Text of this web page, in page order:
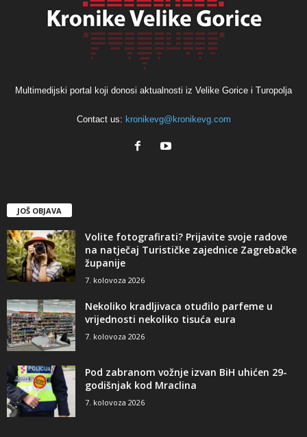
Multimedijski portal koji donosi aktualnosti iz Velike Gorice i Turopolja
Contact us: kronikevg@kronikevg.com
JOŠ OBJAVA
Volite fotografirati? Prijavite svoje radove
na natječaj Turističke zajednice Zagrebačke
županije
7. kolovoza 2026
Nekoliko kradljivaca otuđilo parfeme u
vrijednosti nekoliko tisuća eura
7. kolovoza 2026
Pod zabranom vožnje izvan BiH uhićen 29-
godišnjak kod Mraclina
7. kolovoza 2026